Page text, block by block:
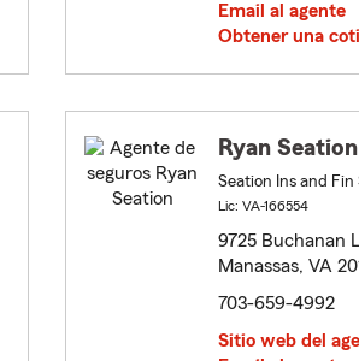
Email al agente
Obtener una
Ryan Seation
Seation Ins and Fin
Lic: VA-166554
9725 Buchanan
Manassas, VA
703-659-4992
Sitio web del